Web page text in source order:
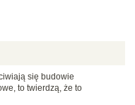
się budowie
to twierdzą, że to